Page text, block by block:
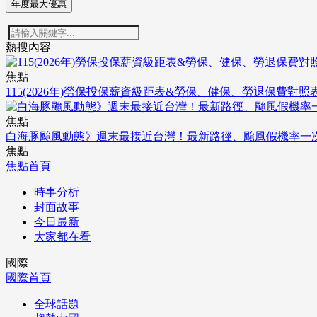
年度最大優惠
熱搜內容
焦點
115(2026年)勞保投保薪資級距表&勞保、健保、勞退保費對照
焦點
白海豚颱風動態》週末最接近台灣！最新路徑、颱風假機率一
焦點
焦點首頁
時事分析
封面故事
今日最新
大家都在看
國際
國際首頁
全球話題